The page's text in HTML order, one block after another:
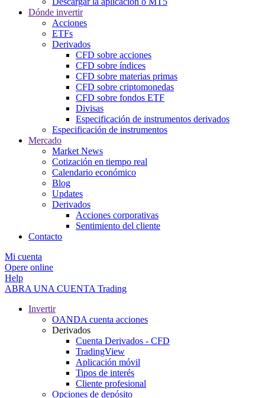
Dónde invertir
Acciones
ETFs
Derivados
CFD sobre acciones
CFD sobre índices
CFD sobre materias primas
CFD sobre criptomonedas
CFD sobre fondos ETF
Divisas
Especificación de instrumentos derivados
Especificación de instrumentos
Mercado
Market News
Cotización en tiempo real
Calendario económico
Blog
Updates
Derivados
Acciones corporativas
Sentimiento del cliente
Contacto
Mi cuenta
Opere online
Help
ABRA UNA CUENTA Trading
Invertir
OANDA cuenta acciones
Derivados
Cuenta Derivados - CFD
TradingView
Aplicación móvil
Tipos de interés
Cliente profesional
Opciones de depósito